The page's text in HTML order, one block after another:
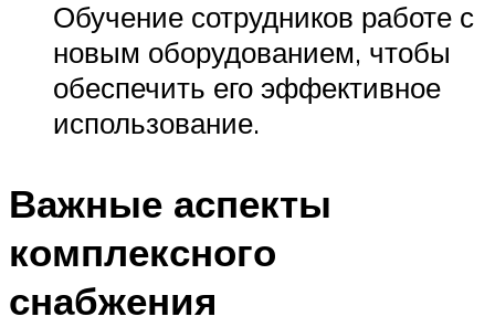
Обучение сотрудников работе с
новым оборудованием, чтобы
обеспечить его эффективное
использование.
Важные аспекты
комплексного
снабжения